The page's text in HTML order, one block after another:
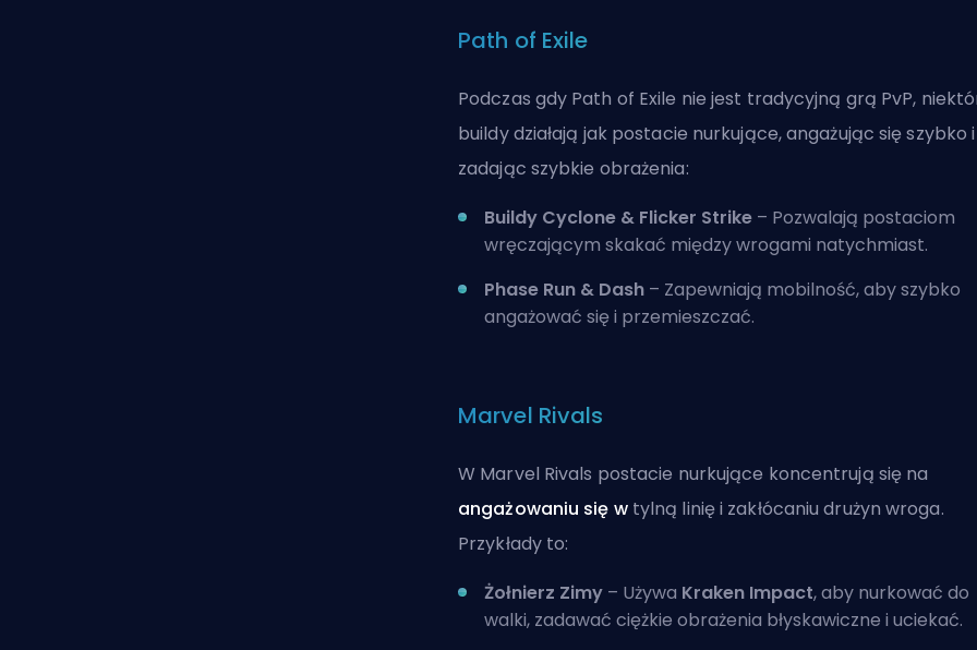
Path of Exile
Podczas gdy Path of Exile nie jest tradycyjną grą PvP,
buildy działają jak postacie nurkujące, angażując się szybko i
zadając szybkie obrażenia:
Buildy Cyclone & Flicker Strike – Pozwalają postaciom
wręczającym skakać między wrogami natychmiast.
Phase Run & Dash – Zapewniają mobilność, aby szybko
angażować się i przemieszczać.
Marvel Rivals
W Marvel Rivals postacie nurkujące koncentrują się na
angażowaniu się w tylną linięi zakłócaniu drużyn wroga.
Przykłady to:
Żołnierz Zimy – Używa Kraken Impact, aby nurkować do
walki, zadawać ciężkie obrażenia błyskawiczne i uciekać.